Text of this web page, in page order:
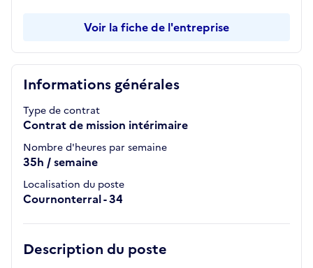
Informations générales
Type de contrat
Contrat de mission intérimaire
Nombre d'heures par semaine
35h / semaine
Localisation du poste
Cournonterral - 34
Description du poste
Voir la fiche de l'entreprise